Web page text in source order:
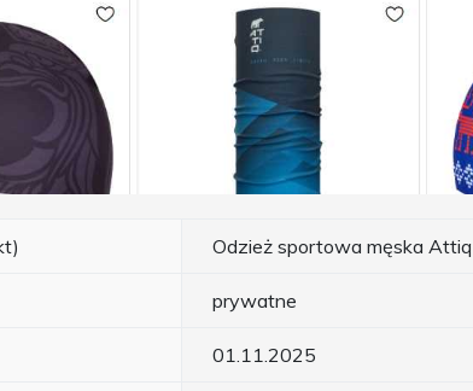
Odzież sportowa męska Attiq
prywatne
01.11.2025